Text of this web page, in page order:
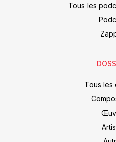
Tous les
Tous les